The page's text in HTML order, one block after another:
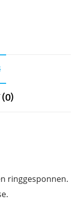
(0)
ringgesponnen.